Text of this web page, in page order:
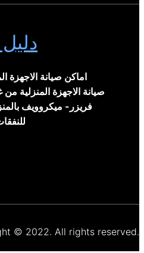
اماكن صيانة الاجهزة
صيانة الاجهزة المنزلية
فريزر- ميكروويف
© 2022. All rights reserved.